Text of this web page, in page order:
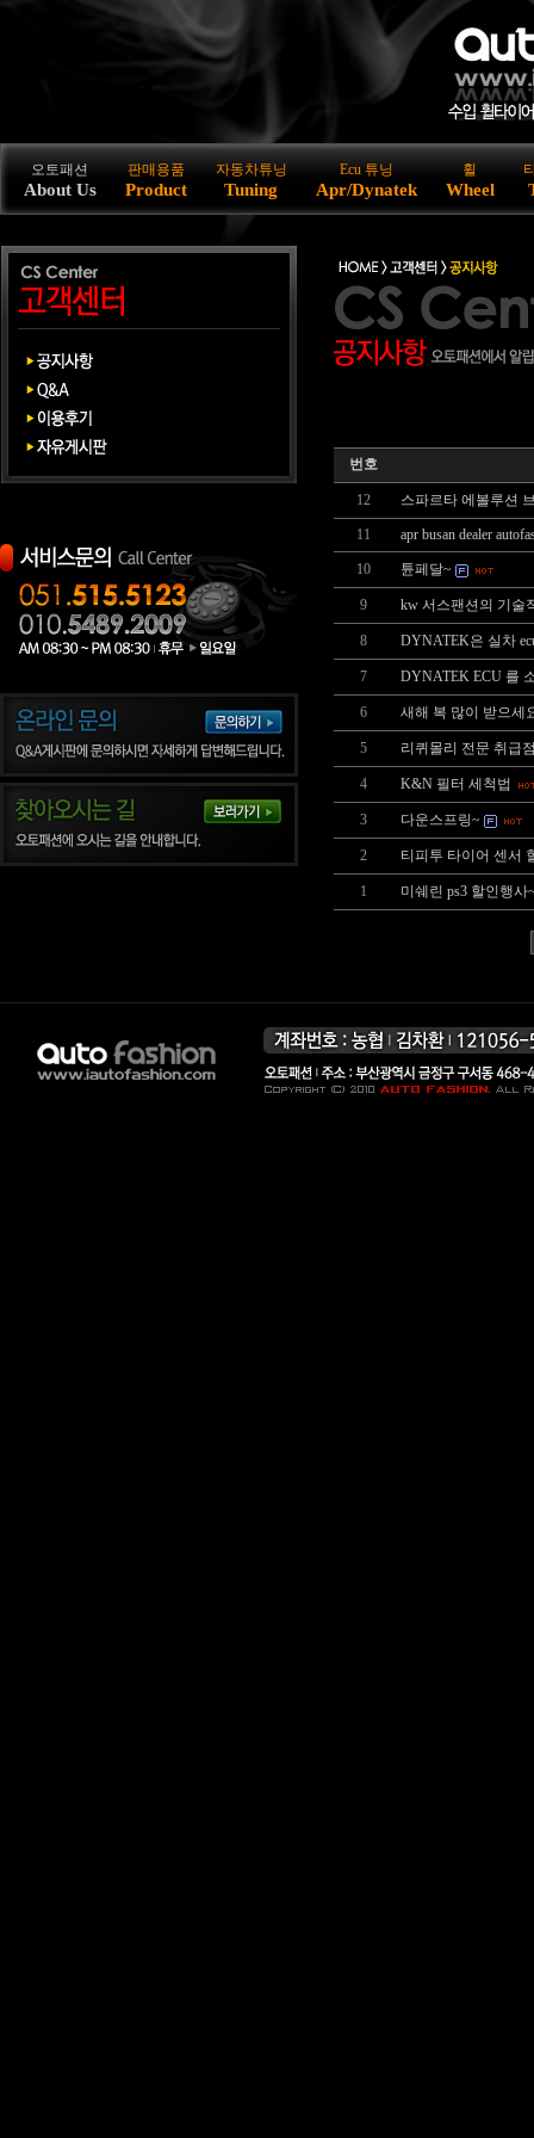
오토패션
About Us
판매용품
Product
자동차튜닝
Tuning
Ecu 튜닝
Apr/Dynatek
휠
Wheel
번호
12 스파르타 에볼루션
11 apr busan dealer
10 튠페달~
9 kw 서스팬션의 기술
8 DYNATEK은 실차
7 DYNATEK ECU 를
6 새해 복 많이 받으세
5 리퀴몰리 전문 취급
4 K&N 필터 세척법
3 다운스프링~
2 티피투 타이어 센서
1 미쉐린 ps3 할인행사